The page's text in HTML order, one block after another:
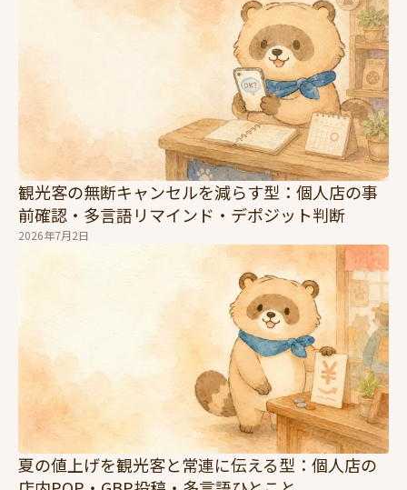
観光客の無断キャンセルを減らす型：個人店の事
前確認・多言語リマインド・デポジット判断
2026年7月2日
夏の値上げを観光客と常連に伝える型：個人店の